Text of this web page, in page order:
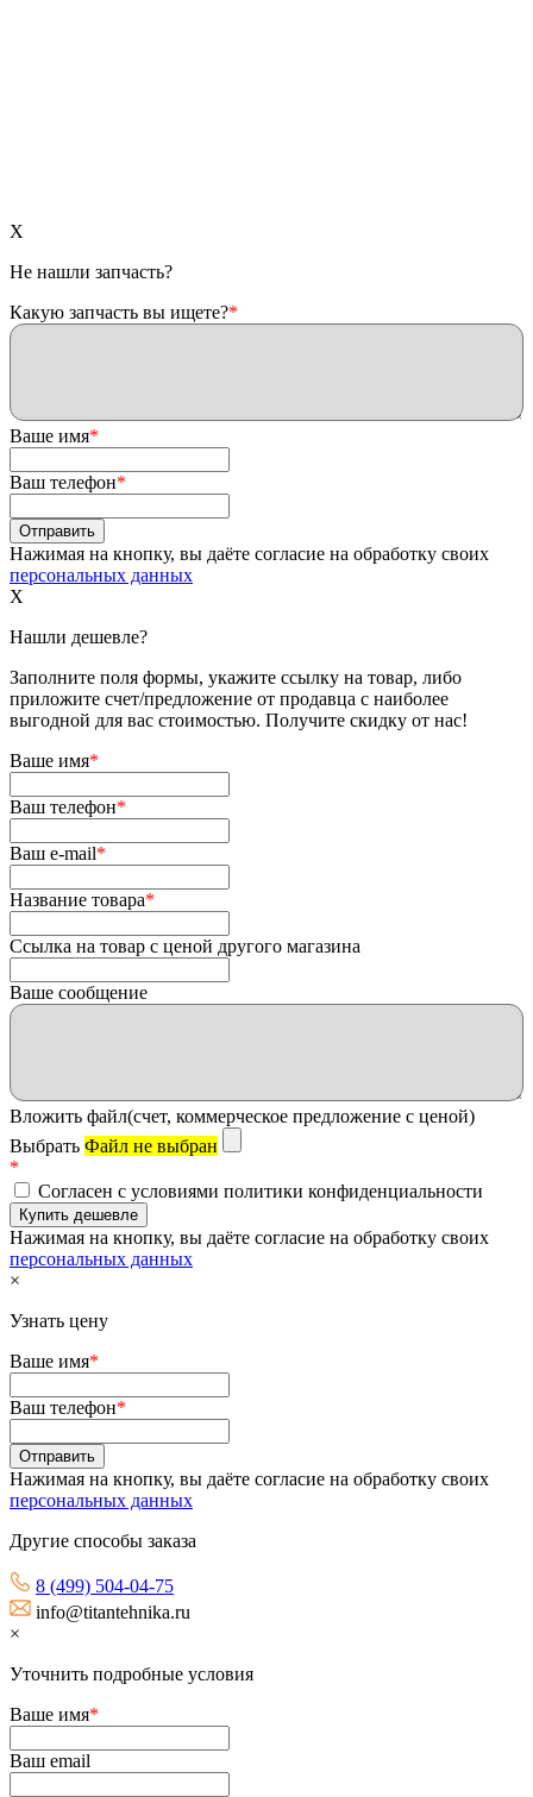
X
Не нашли запчасть?
Какую запчасть вы ищете?*
Ваше имя*
Ваш телефон*
Нажимая на кнопку, вы даёте согласие на обработку своих
персональных данных
X
Нашли дешевле?
Заполните поля формы, укажите ссылку на товар, либо
приложите счет/предложение от продавца с наиболее
выгодной для вас стоимостью. Получите скидку от нас!
Ваше имя*
Ваш телефон*
Ваш e-mail*
Название товара*
Ссылка на товар с ценой другого магазина
Ваше сообщение
Вложить файл(счет, коммерческое предложение с ценой)
Выбрать Файл не выбран
*
Согласен с условиями политики конфиденциальности
Нажимая на кнопку, вы даёте согласие на обработку своих
персональных данных
×
Узнать цену
Ваше имя*
Ваш телефон*
Нажимая на кнопку, вы даёте согласие на обработку своих
персональных данных
Другие способы заказа
8 (499) 504-04-75
info@titantehnika.ru
×
Уточнить подробные условия
Ваше имя*
Ваш email